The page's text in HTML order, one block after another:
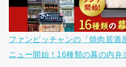
ファンビッチャンの「焼肉居酒
ニュー開始！16種類の幕の内弁